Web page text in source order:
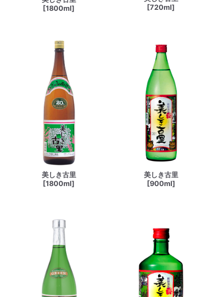
[1800ml]
[720ml]
美しき古里
[1800ml]
美しき古里
[900ml]